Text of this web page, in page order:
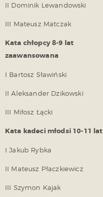
II Dominik Lewandowski
III Mateusz Matczak
Kata chłopcy 8-9 lat
zaawansowana
I Bartosz Sławiński
II Aleksander Dzikowski
III Miłosz Łącki
Kata kadeci młodsi 10-11 lat
I Jakub Rybka
II Mateusz Płaczkiewicz
III Szymon Kajak